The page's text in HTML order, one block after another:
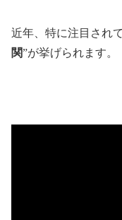
近年、特に注目され
関”が挙げられます。